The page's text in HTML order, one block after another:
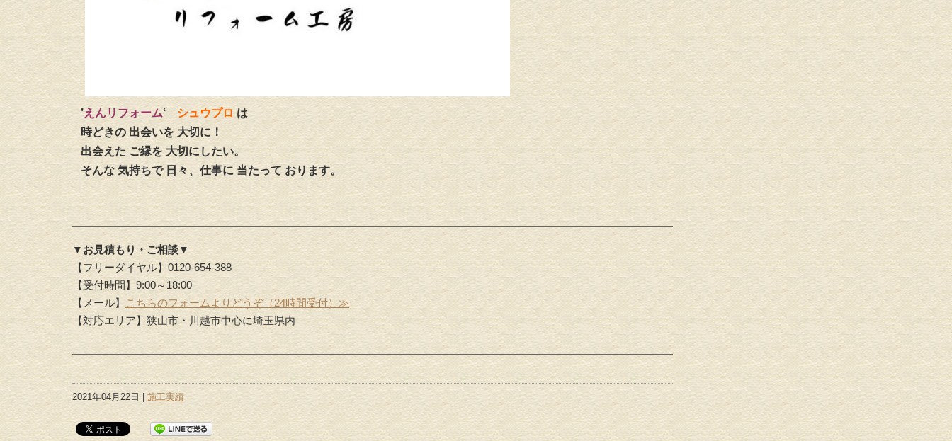
’えんリフォーム‘ シュウプロ は
時どきの 出会いを 大切に！
出会えた ご縁を 大切にしたい。
そんな 気持ちで 日々、仕事に 当たって おります。
▼お見積もり・ご相談▼
【フリーダイヤル】0120-654-388
【受付時間】9:00～18:00
【メール】 こちらのフォームよりどうぞ（24時間受付）≫
【対応エリア】狭山市・川越市中心に埼玉県内
2021年04月22日 | 施工実績